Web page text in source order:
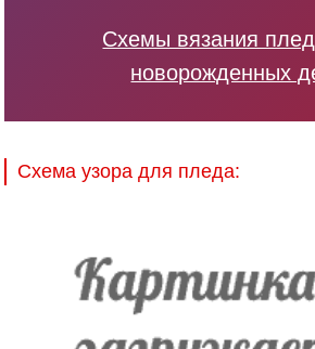
Схемы вязания
новорожденных
Схема узора для пледа: